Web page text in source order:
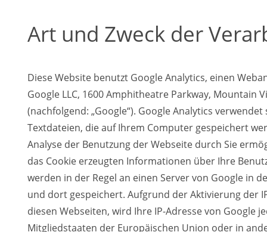
Art und Zweck der
Diese Website benutzt Google Analytics, einen
Google LLC, 1600 Amphitheatre Parkway, Mountain
(nachfolgend: „Google“). Google Analytics verwendet
Textdateien, die auf Ihrem Computer gespeichert
Analyse der Benutzung der Webseite durch Sie
das Cookie erzeugten Informationen über Ihre
werden in der Regel an einen Server von Google in
und dort gespeichert. Aufgrund der Aktivierung der
diesen Webseiten, wird Ihre IP-Adresse von Google
Mitgliedstaaten der Europäischen Union oder in